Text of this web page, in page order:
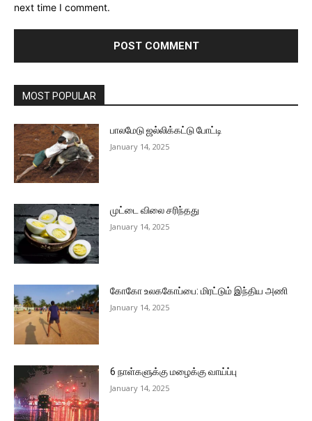
next time I comment.
MOST POPULAR
பாலமேடு ஜல்லிக்கட்டு போட்டி
January 14, 2025
முட்டை விலை சரிந்தது
January 14, 2025
கோகோ உலககோப்பை: மிரட்டும் இந்திய அணி
January 14, 2025
6 நாள்களுக்கு மழைக்கு வாய்ப்பு
January 14, 2025